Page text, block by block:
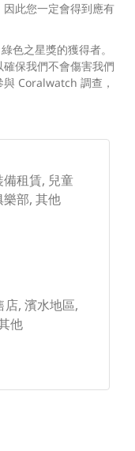
此您一定會得到應有
色之星獎的獲得者。
保我們不會傷害我們
Coralwatch 調查，
租賃, 兒童
部, 其他
店, 濱水地區,
他